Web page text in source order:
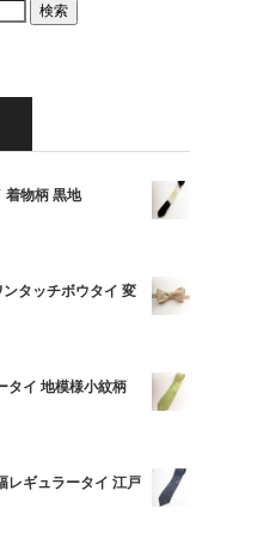
検索
着物柄 黒地
タッチボウタイ 変
タイ 地模様小紋柄
レギュラータイ 江戸